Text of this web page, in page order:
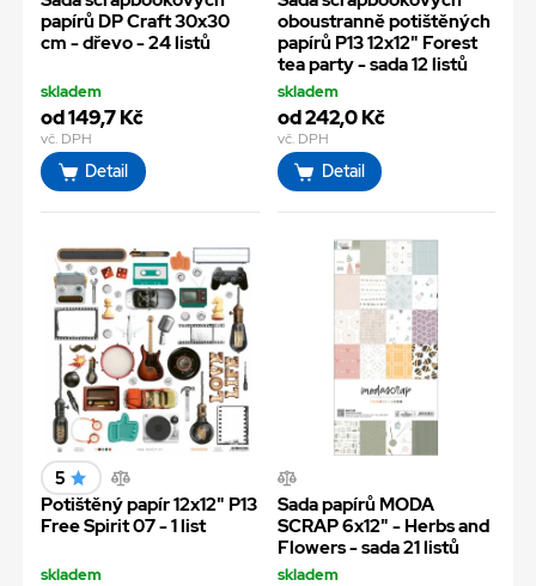
papírů DP Craft 30x30
cm - dřevo - 24 listů
skladem
od 149,7 Kč
vč. DPH
Detail
oboustranně potištěných
papírů P13 12x12" Forest
tea party - sada 12 listů
skladem
od 242,0 Kč
vč. DPH
Detail
5
Potištěný papír 12x12" P13
Free Spirit 07 - 1 list
skladem
Sada papírů MODA
SCRAP 6x12" - Herbs and
Flowers - sada 21 listů
skladem